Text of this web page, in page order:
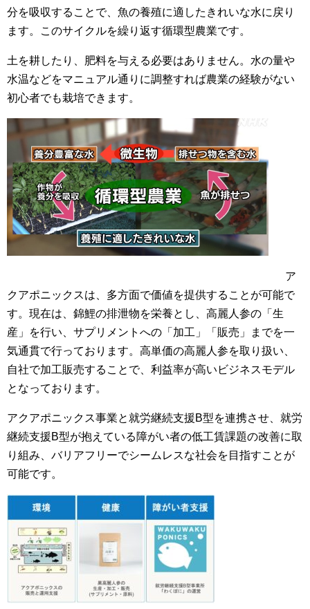
分を吸収することで、魚の養殖に適したきれいな水に戻り
ます。このサイクルを繰り返す循環型農業です。
土を耕したり、肥料を与える必要はありません。水の量や
水温などをマニュアル通りに調整すれば農業の経験がない
初心者でも栽培できます。
ア
クアポニックスは、多方面で価値を提供することが可能で
す。現在は、錦鯉の排泄物を栄養とし、⾼麗⼈参の「⽣
産」を⾏い、サプリメントへの「加⼯」「販売」までを⼀
気通貫で⾏っております。⾼単価の⾼麗⼈参を取り扱い、
⾃社で加⼯販売することで、利益率が⾼いビジネスモデル
となっております。
アクアポニックス事業と就労継続⽀援B型を連携させ、就労
継続⽀援B型が抱えている障がい者の低⼯賃課題の改善に取
り組み、バリアフリーでシームレスな社会を⽬指すことが
可能です。